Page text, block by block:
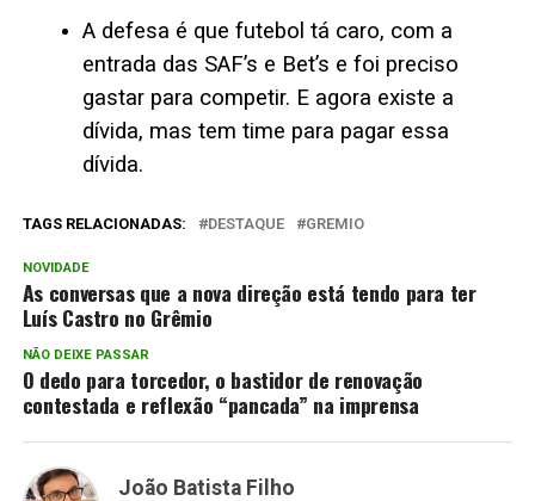
A defesa é que futebol tá caro, com a
entrada das SAF’s e Bet’s e foi preciso
gastar para competir. E agora existe a
dívida, mas tem time para pagar essa
dívida.
TAGS RELACIONADAS: DESTAQUE GREMIO
NOVIDADE
As conversas que a nova direção está tendo para ter
Luís Castro no Grêmio
NÃO DEIXE PASSAR
O dedo para torcedor, o bastidor de renovação
contestada e reflexão “pancada” na imprensa
João Batista Filho